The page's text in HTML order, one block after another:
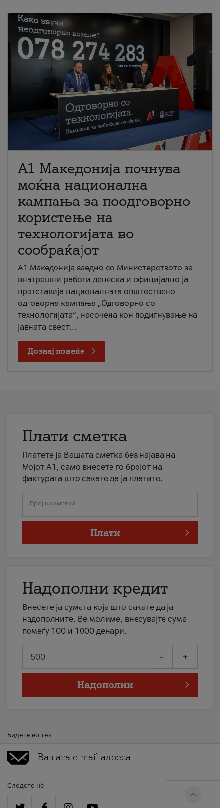
A1 Македонија почнува
моќна национална
кампања за поодговорно
користење на
технологијата во
сообраќајот
A1 Македонија заедно со Министерството за
внатрешни работи денеска и официјално ја
претставија националната општествено
одговорна кампања „Одговорно со
технологијата“, насочена кон подигнување на
јавната свест...
Дознај повеќе
Плати сметка
Платете ја Вашата сметка без најава на
Мојот А1, само внесете го бројот на
фактурата што сакате да ја платите.
Број на сметка
Плати
Надополни кредит
Внесете ја сумата која што сакате да ја
надополните. Ве молиме, внесувајте сума
помеѓу 100 и 1000 денари.
- +
Надополни
Бидете во тек
Следете нè